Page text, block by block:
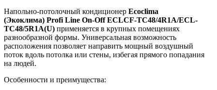
Напольно-потолочный кондиционер Ecoclima
(Экоклима) Profi Line On-Off ECLCF-TC48/4R1A/ECL-
TC48/5R1A(U) применяется в крупных помещениях
разнообразной формы. Универсальная возможность
расположения позволяет направить мощный воздушный
поток вдоль потолка или стены, избегая прямого попадания
на людей.
Особенности и преимущества: